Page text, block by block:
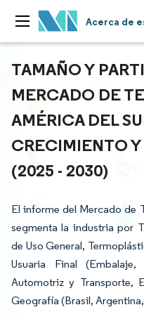
Acerca de
TAMAÑO Y
MERCADO DE
AMÉRICA DEL
CRECIMIENTO
(2025 - 2030)
El informe del Mercado de
segmenta la industria por
de Uso General,
Usuaria Final
Automotriz y Transporte,
Geografía (Brasil,